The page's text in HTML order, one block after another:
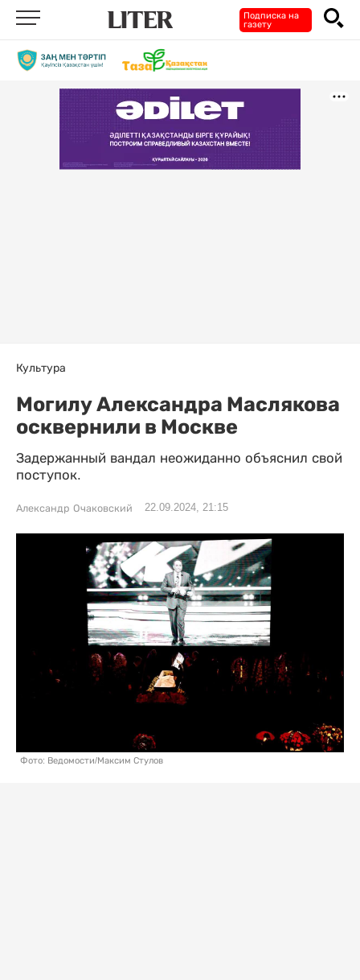
Подписка на
газету
Культура
Могилу Александра Маслякова
осквернили в Москве
Задержанный вандал неожиданно объяснил свой
поступок.
Александр Очаковский 22.09.2024, 21:15
Фото: Ведомости/Максим Стулов